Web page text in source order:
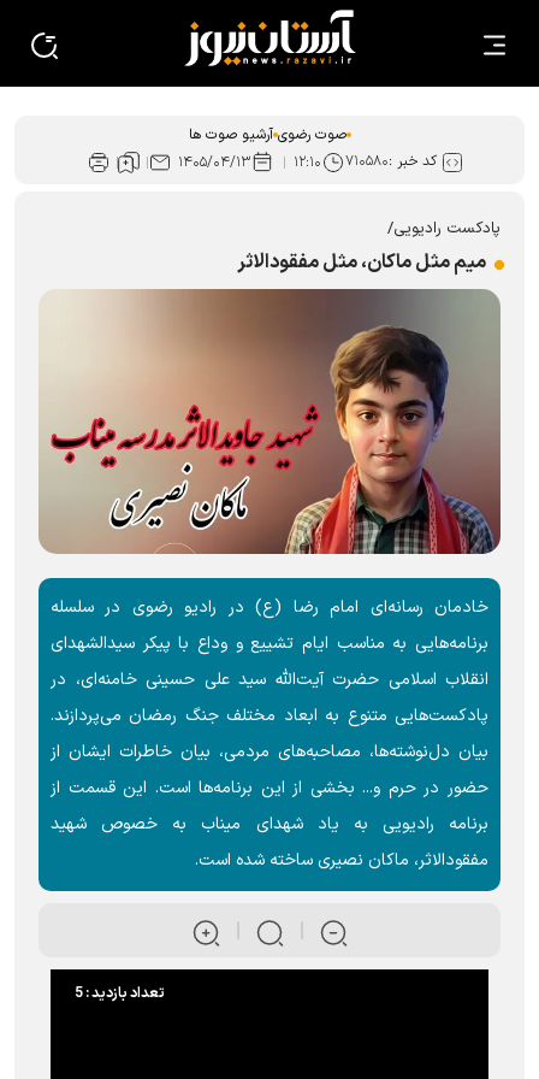
صوت رضوی آرشیو صوت ها
کد خبر :۷۱۰۵۸۰ ۱۲:۱۰ ۱۴۰۵/۰۴/۱۳
پادکست رادیویی/
میم مثل ماکان، مثل مفقودالاثر
خادمان رسانه‌ای امام رضا (ع) در رادیو رضوی در سلسله
برنامه‌هایی به مناسب ایام تشییع و وداع با پیکر سیدالشهدای
انقلاب اسلامی حضرت آیت‌الله سید علی حسینی خامنه‌ای، در
پادکست‌هایی متنوع به ابعاد مختلف جنگ رمضان می‌پردازند.
بیان دل‌نوشته‌ها، مصاحبه‌های مردمی، بیان خاطرات ایشان از
حضور در حرم و... بخشی از این برنامه‌ها است. این قسمت از
برنامه رادیویی به یاد شهدای میناب به خصوص شهید
مفقودالاثر، ماکان نصیری ساخته شده است.
تعداد بازدید : 5